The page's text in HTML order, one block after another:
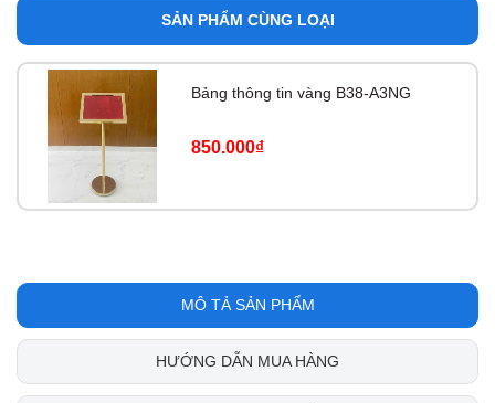
SẢN PHẨM CÙNG LOẠI
Bảng thông tin vàng B38-A3NG
850.000₫
MÔ TẢ SẢN PHẨM
HƯỚNG DẪN MUA HÀNG